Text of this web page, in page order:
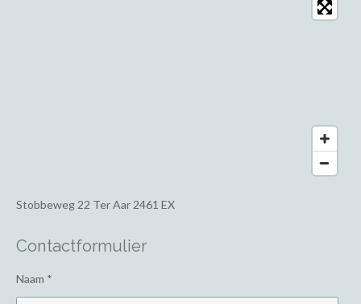
Stobbeweg 22 Ter Aar 2461 EX
Contactformulier
Naam *